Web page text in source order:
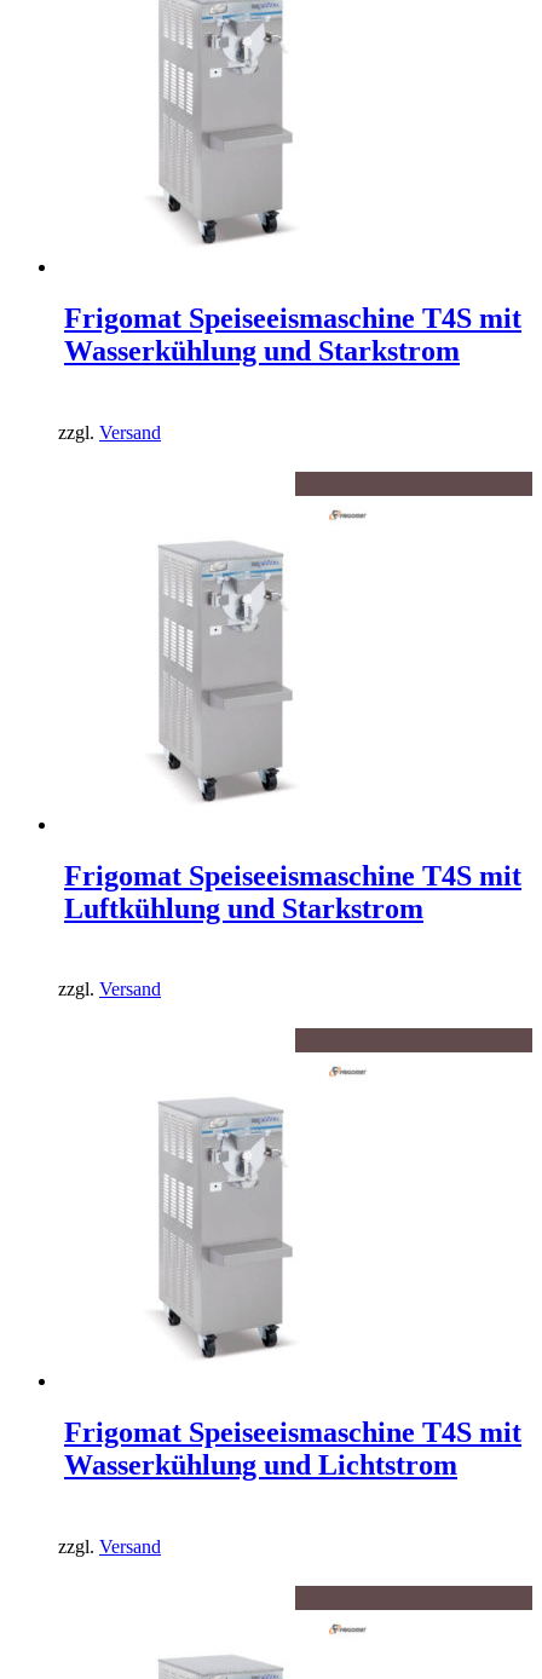
Frigomat Speiseeismaschine T4S mit
Wasserkühlung und Starkstrom
zzgl. Versand
Frigomat Speiseeismaschine T4S mit
Luftkühlung und Starkstrom
zzgl. Versand
Frigomat Speiseeismaschine T4S mit
Wasserkühlung und Lichtstrom
zzgl. Versand